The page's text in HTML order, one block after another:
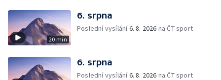
20 min
6. srpna
Poslední vysílání6. 8. 2026 na ČT sport
6. srpna
Poslední vysílání6. 8. 2026 na ČT sport